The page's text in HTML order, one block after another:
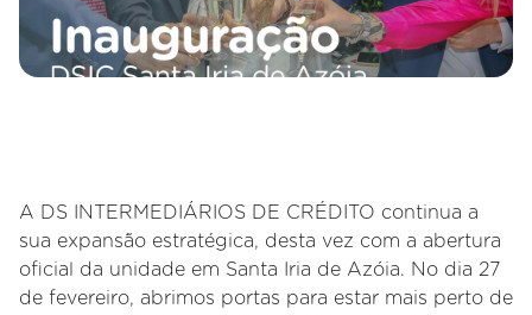
A DS INTERMEDIÁRIOS DE CRÉDITO continua a
sua expansão estratégica, desta vez com a abertura
oficial da unidade em Santa Iria de Azóia. No dia 27
de fevereiro, abrimos portas para estar mais perto de